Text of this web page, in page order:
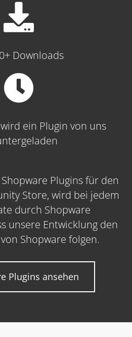
Downloads
ein Plugin von uns
Plugins für den
Store, wird bei jedem
durch Shopware
unsere Entwicklung den
Shopware folgen.
Plugins ansehen